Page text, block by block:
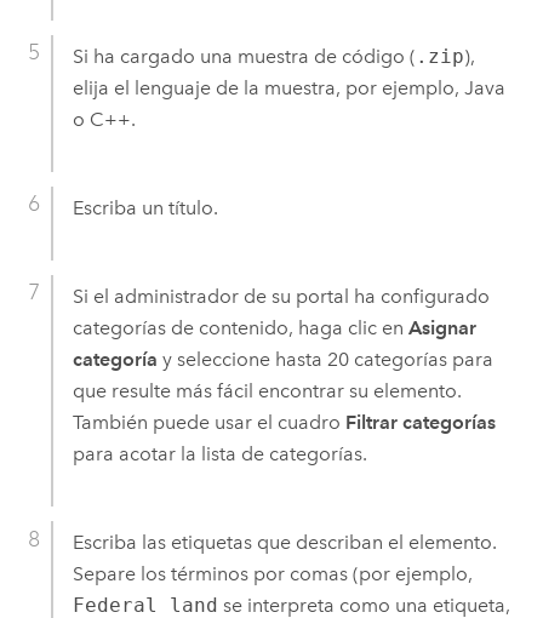
Si ha cargado una muestra de código ( .zip),
elija el lenguaje de la muestra, por ejemplo, Java
o C++.
Escriba un título.
Si el administrador de su portal ha configurado
categorías de contenido, haga clic en Asignar
categoría y seleccione hasta 20 categorías para
que resulte más fácil encontrar su elemento.
También puede usar el cuadro Filtrar categorías
para acotar la lista de categorías.
Escriba las etiquetas que describan el elemento.
Separe los términos por comas (por ejemplo,
Federal land se interpreta como una etiqueta,